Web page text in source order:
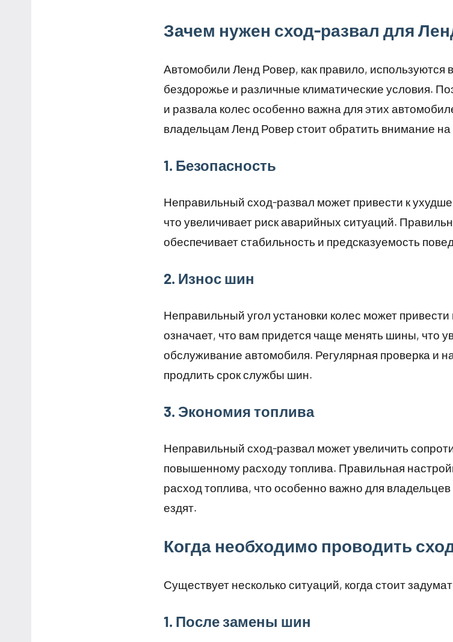
Зачем нужен сход-развал для
Автомобили Ленд Ровер, как правило, используются
бездорожье и различные климатические условия.
и развала колес особенно важна для этих
владельцам Ленд Ровер стоит обратить внимание на
1. Безопасность
Неправильный сход-развал может привести к
что увеличивает риск аварийных ситуаций.
обеспечивает стабильность и предсказуемость
2. Износ шин
Неправильный угол установки колес может
означает, что вам придется чаще менять шины, что
обслуживание автомобиля. Регулярная проверка и
продлить срок службы шин.
3. Экономия топлива
Неправильный сход-развал может увеличить
повышенному расходу топлива. Правильная
расход топлива, что особенно важно для
ездят.
Когда необходимо проводить
Существует несколько ситуаций, когда стоит
1. После замены шин